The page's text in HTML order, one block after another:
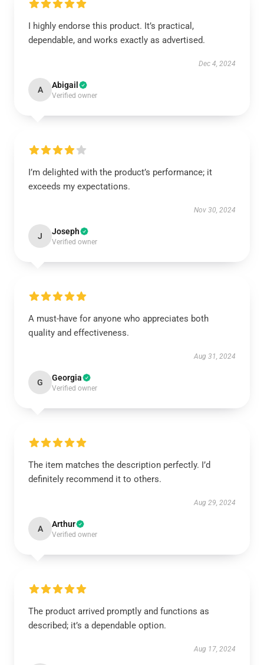
I highly endorse this product. It’s practical,
dependable, and works exactly as advertised.
Dec 4, 2024
A Abigail
Verified owner
I’m delighted with the product’s performance; it
exceeds my expectations.
Nov 30, 2024
J Joseph
Verified owner
A must-have for anyone who appreciates both
quality and effectiveness.
Aug 31, 2024
G Georgia
Verified owner
The item matches the description perfectly. I’d
definitely recommend it to others.
Aug 29, 2024
A Arthur
Verified owner
The product arrived promptly and functions as
described; it’s a dependable option.
Aug 17, 2024